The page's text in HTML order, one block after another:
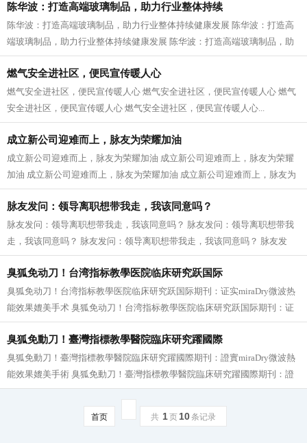
陈华波：打造高端玻璃制品，助力行业整体持续
陈华波：打造高端玻璃制品，助力行业整体持续健康发展 陈华波：打造高
端玻璃制品，助力行业整体持续健康发展 陈华波：打造高端玻璃制品，助
力行业整体持续健康发展 陈华波：打...
燃气安全进社区，便民宣传暖人心
燃气安全进社区，便民宣传暖人心 燃气安全进社区，便民宣传暖人心 燃气
安全进社区，便民宣传暖人心 燃气安全进社区，便民宣传暖人心...
成立新公司迎难而上，脉友为荣耀加油
成立新公司迎难而上，脉友为荣耀加油 成立新公司迎难而上，脉友为荣耀
加油 成立新公司迎难而上，脉友为荣耀加油 成立新公司迎难而上，脉友为
荣耀加油 成立新公司迎难而上，脉友...
脉友发问：领导离职想带我走，我该同意吗？
脉友发问：领导离职想带我走，我该同意吗？ 脉友发问：领导离职想带我
走，我该同意吗？ 脉友发问：领导离职想带我走，我该同意吗？ 脉友发
问：领导离职想带我走，我该同意吗？...
臭狐免动刀！台湾指标教學医院临床研究跃国际
臭狐免动刀！台湾指标教學医院临床研究跃国际期刊：证实miraDry微波热
能效果媲美手术 臭狐免动刀！台湾指标教學医院临床研究跃国际期刊：证
实miraDry微波热能效果媲美手术 臭狐免动...
臭狐免動刀！臺灣指標教學醫院臨床研究躍國際
臭狐免動刀！臺灣指標教學醫院臨床研究躍國際期刊：證實miraDry微波熱
能效果媲美手術 臭狐免動刀！臺灣指標教學醫院臨床研究躍國際期刊：證
實miraDry微波熱能效果媲美手術 臭狐免動...
首页 共 1页 10条记录